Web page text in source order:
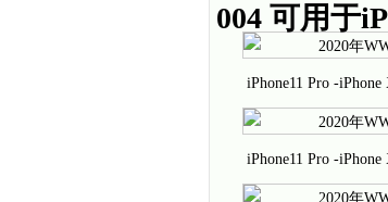
004 可用于
iPhone11 Pro -
iPhone11 Pro -